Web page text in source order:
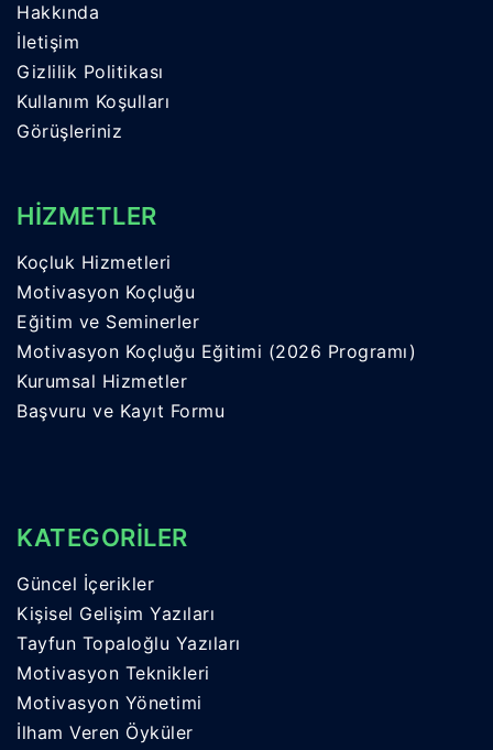
Hakkında
İletişim
Gizlilik Politikası
Kullanım Koşulları
Görüşleriniz
HİZMETLER
Koçluk Hizmetleri
Motivasyon Koçluğu
Eğitim ve Seminerler
Motivasyon Koçluğu Eğitimi (2026 Programı)
Kurumsal Hizmetler
Başvuru ve Kayıt Formu
KATEGORİLER
Güncel İçerikler
Kişisel Gelişim Yazıları
Tayfun Topaloğlu Yazıları
Motivasyon Teknikleri
Motivasyon Yönetimi
İlham Veren Öyküler